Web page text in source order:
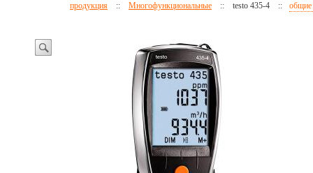
продукция :: Многофункциональные :: testo 435-4 :: общие